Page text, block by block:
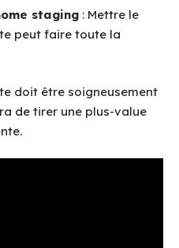
staging : Mettre le
peut faire toute la
doit être soigneusement
de tirer une plus-value